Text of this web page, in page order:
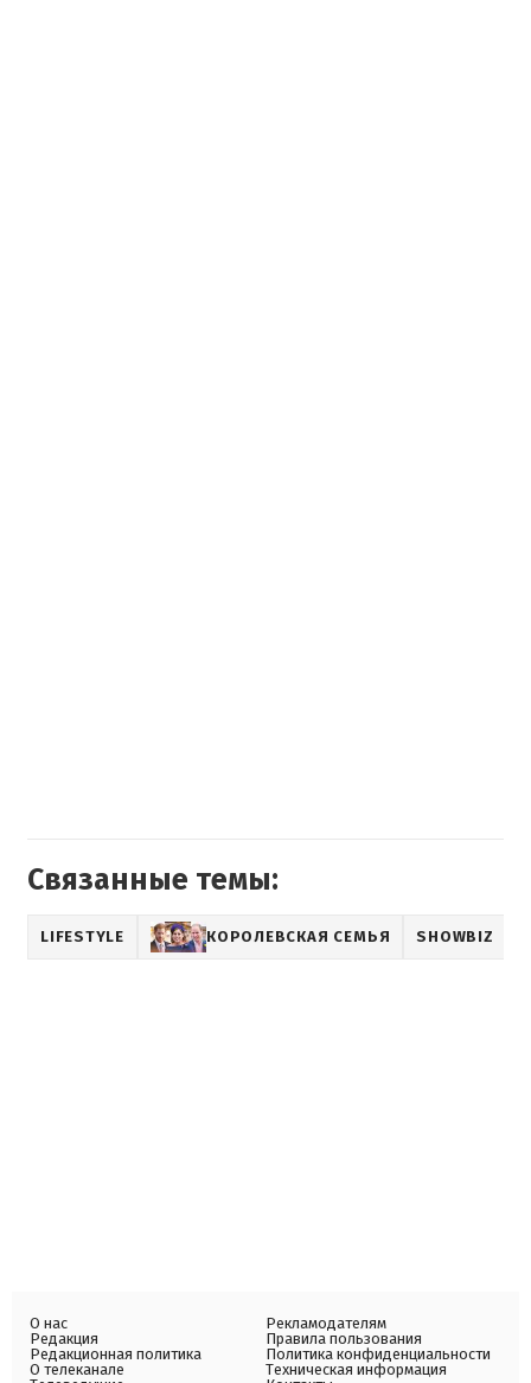
Связанные темы:
LIFESTYLE КОРОЛЕВСКАЯ СЕМЬЯ SHOWBIZ
О нас
Редакция
Редакционная политика
О телеканале
Рекламодателям
Правила пользования
Политика конфиденциальности
Техническая информация